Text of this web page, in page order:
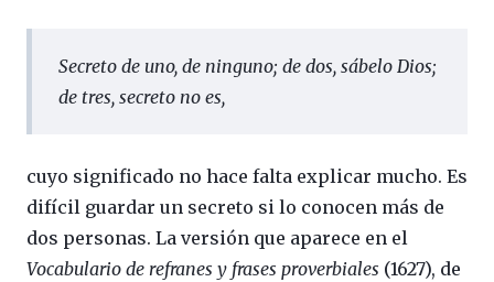
Secreto de uno, de ninguno; de dos, sábelo Dios;
de tres, secreto no es,
cuyo significado no hace falta explicar mucho. Es
difícil guardar un secreto si lo conocen más de
dos personas. La versión que aparece en el
Vocabulario de refranes y frases proverbiales (1627), de